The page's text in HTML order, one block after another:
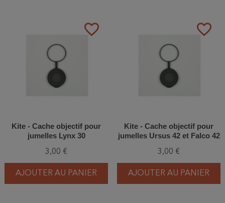
favorite_border
Kite - Cache objectif pour
jumelles Lynx 30
3,00 €
AJOUTER AU PANIER
favorite_border
Kite - Cache objectif pour
jumelles Ursus 42 et Falco 42
3,00 €
AJOUTER AU PANIER